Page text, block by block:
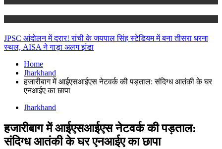
JPSC आंदोलन में दरार! रांची के जयपाल सिंह स्टेडियम में बना तीसरा धरना
स्थल, AISA ने गाड़ा अलग झंडा
Home
Jharkhand
हजारीबाग में आईएसआईएस नेटवर्क की पड़ताल: संदिग्ध आतंकी के घर
एनआईए का छापा
Jharkhand
हजारीबाग में आईएसआईएस नेटवर्क की पड़ताल:
संदिग्ध आतंकी के घर एनआईए का छापा